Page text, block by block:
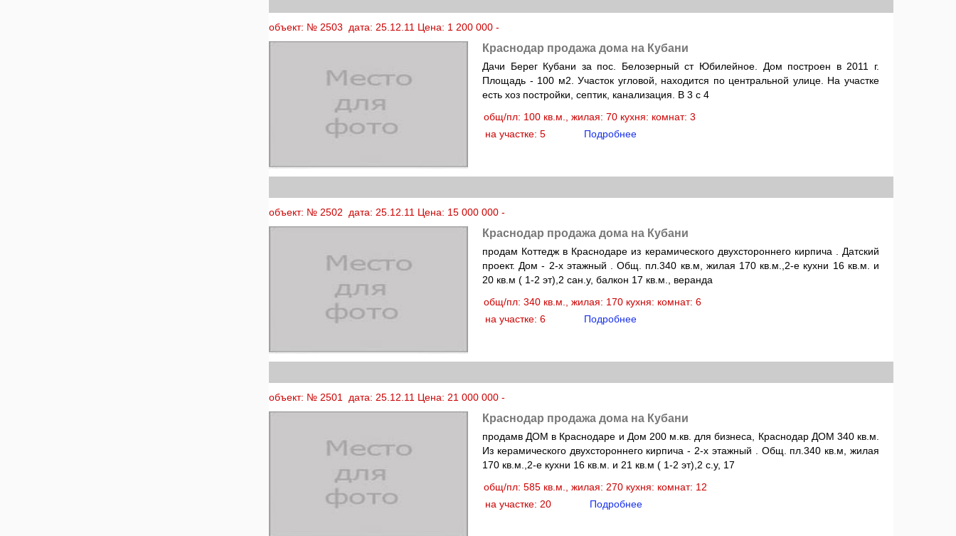
объект: № 2503 дата: 25.12.11 Цена: 1 200 000 -
Краснодар продажа дома на Кубани
Дачи Берег Кубани за пос. Белозерный ст Юбилейное. Дом построен в 2011 г.
Площадь - 100 м2. Участок угловой, находится по центральной улице. На участке
есть хоз постройки, септик, канализация. В 3 с 4
общ/пл: 100 кв.м., жилая: 70 кухня: комнат: 3
на участке: 5
Подробнее
объект: № 2502 дата: 25.12.11 Цена: 15 000 000 -
Краснодар продажа дома на Кубани
продам Коттедж в Краснодаре из керамического двухстороннего кирпича . Датский
проект. Дом - 2-х этажный . Общ. пл.340 кв.м, жилая 170 кв.м.,2-е кухни 16 кв.м. и
20 кв.м ( 1-2 эт),2 сан.у, балкон 17 кв.м., веранда
общ/пл: 340 кв.м., жилая: 170 кухня: комнат: 6
на участке: 6
Подробнее
объект: № 2501 дата: 25.12.11 Цена: 21 000 000 -
Краснодар продажа дома на Кубани
продамв ДОМ в Краснодаре и Дом 200 м.кв. для бизнеса, Краснодар ДОМ 340 кв.м.
Из керамического двухстороннего кирпича - 2-х этажный . Общ. пл.340 кв.м, жилая
170 кв.м.,2-е кухни 16 кв.м. и 21 кв.м ( 1-2 эт),2 с.у, 17
общ/пл: 585 кв.м., жилая: 270 кухня: комнат: 12
на участке: 20
Подробнее